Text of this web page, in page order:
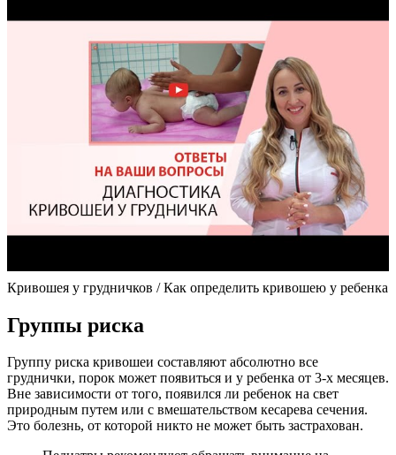
Кривошея у грудничков / Как определить кривошею у ребенка
Группы риска
Группу риска кривошеи составляют абсолютно все
груднички, порок может появиться и у ребенка от 3-х месяцев.
Вне зависимости от того, появился ли ребенок на свет
природным путем или с вмешательством кесарева сечения.
Это болезнь, от которой никто не может быть застрахован.